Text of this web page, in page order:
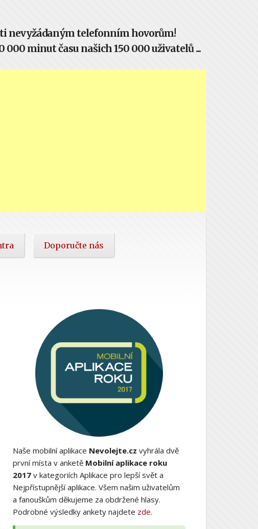
nevyžádaným telefonním hovorům!
000 minut času našich 150 000 uživatelů ...
Doporučte nás
Naše mobilní aplikace Nevolejte.cz vyhrála dvě
první místa v anketě Mobilní aplikace roku
2017v kategoriích Aplikace pro lepší svět a
Nejpřístupnější aplikace. Všem našim uživatelům
a fanouškům děkujeme za obdržené hlasy.
Podrobné výsledky ankety najdete zde.